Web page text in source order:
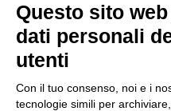
Importo netto
Questo sito
dati personali
utenti
Con il tuo consenso, noi e i
tecnologie simili per